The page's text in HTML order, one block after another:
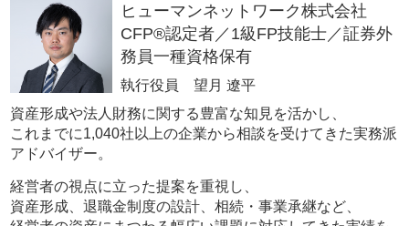
ヒューマンネットワーク株式会社
CFP®認定者／1級FP技能士／証券外
務員一種資格保有
執行役員 望月 遼平
資産形成や法人財務に関する豊富な知見を活かし、
これまでに1,040社以上の企業から相談を受けてきた実務派
アドバイザー。
経営者の視点に立った提案を重視し、
資産形成、退職金制度の設計、相続・事業承継など、